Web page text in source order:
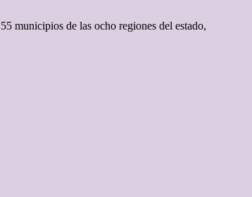
municipios de las ocho regiones del estado,